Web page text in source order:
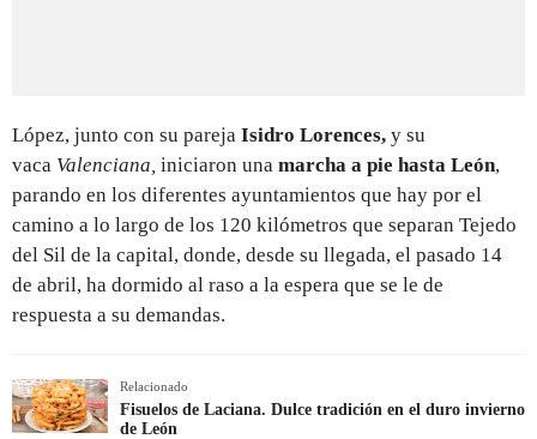
López, junto con su pareja Isidro Lorences, y su
vaca Valenciana, iniciaron una marcha a pie hasta León,
parando en los diferentes ayuntamientos que hay por el
camino a lo largo de los 120 kilómetros que separan Tejedo
del Sil de la capital, donde, desde su llegada, el pasado 14
de abril, ha dormido al raso a la espera que se le de
respuesta a su demandas.
Relacionado
Fisuelos de Laciana. Dulce tradición en el duro invierno
de León